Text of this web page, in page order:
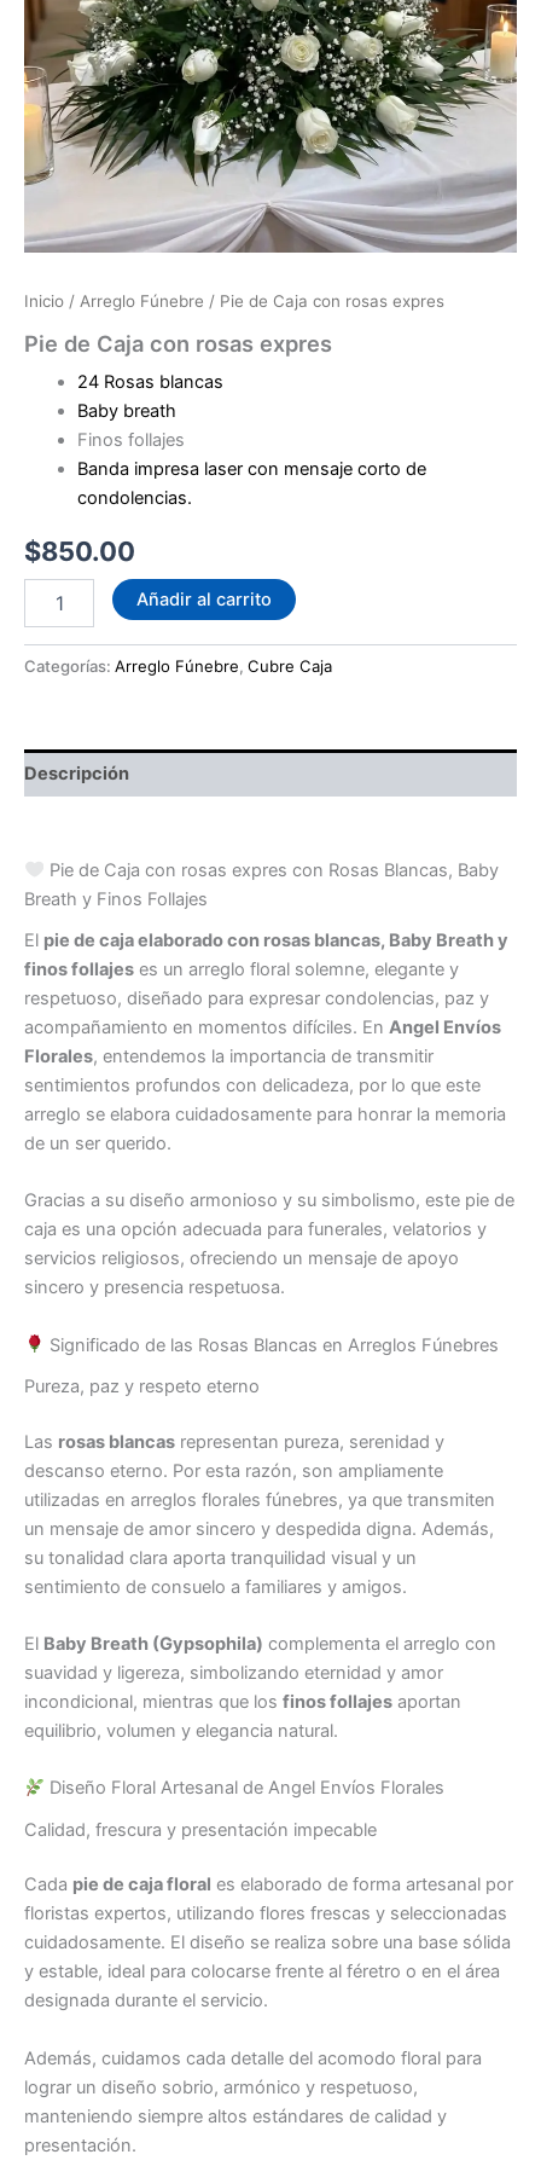
Inicio / Arreglo Fúnebre / Pie de Caja con rosas expres
Pie de Caja con rosas expres
24 Rosas blancas
Baby breath
Finos follajes
Banda impresa laser con mensaje corto de
condolencias.
$850.00
con
Añadir al carrito
Categorías: Arreglo Fúnebre, Cubre Caja
Descripción
Pie de Caja con rosas expres con Rosas Blancas, Baby
Breath y Finos Follajes
El pie de caja elaborado con rosas blancas, Baby Breath y
finos follajes es un arreglo floral solemne, elegante y
respetuoso, diseñado para expresar condolencias, paz y
acompañamiento en momentos difíciles. En Angel Envíos
Florales, entendemos la importancia de transmitir
sentimientos profundos con delicadeza, por lo que este
arreglo se elabora cuidadosamente para honrar la memoria
de un ser querido.
Gracias a su diseño armonioso y su simbolismo, este pie de
caja es una opción adecuada para funerales, velatorios y
servicios religiosos, ofreciendo un mensaje de apoyo
sincero y presencia respetuosa.
Significado de las Rosas Blancas en Arreglos Fúnebres
Pureza, paz y respeto eterno
Las rosas blancas representan pureza, serenidad y
descanso eterno. Por esta razón, son ampliamente
utilizadas en arreglos florales fúnebres, ya que transmiten
un mensaje de amor sincero y despedida digna. Además,
su tonalidad clara aporta tranquilidad visual y un
sentimiento de consuelo a familiares y amigos.
El Baby Breath (Gypsophila) complementa el arreglo con
suavidad y ligereza, simbolizando eternidad y amor
incondicional, mientras que los finos follajes aportan
equilibrio, volumen y elegancia natural.
Diseño Floral Artesanal de Angel Envíos Florales
Calidad, frescura y presentación impecable
Cada pie de caja floral es elaborado de forma artesanal por
floristas expertos, utilizando flores frescas y seleccionadas
cuidadosamente. El diseño se realiza sobre una base sólida
y estable, ideal para colocarse frente al féretro o en el área
designada durante el servicio.
Además, cuidamos cada detalle del acomodo floral para
lograr un diseño sobrio, armónico y respetuoso,
manteniendo siempre altos estándares de calidad y
presentación.